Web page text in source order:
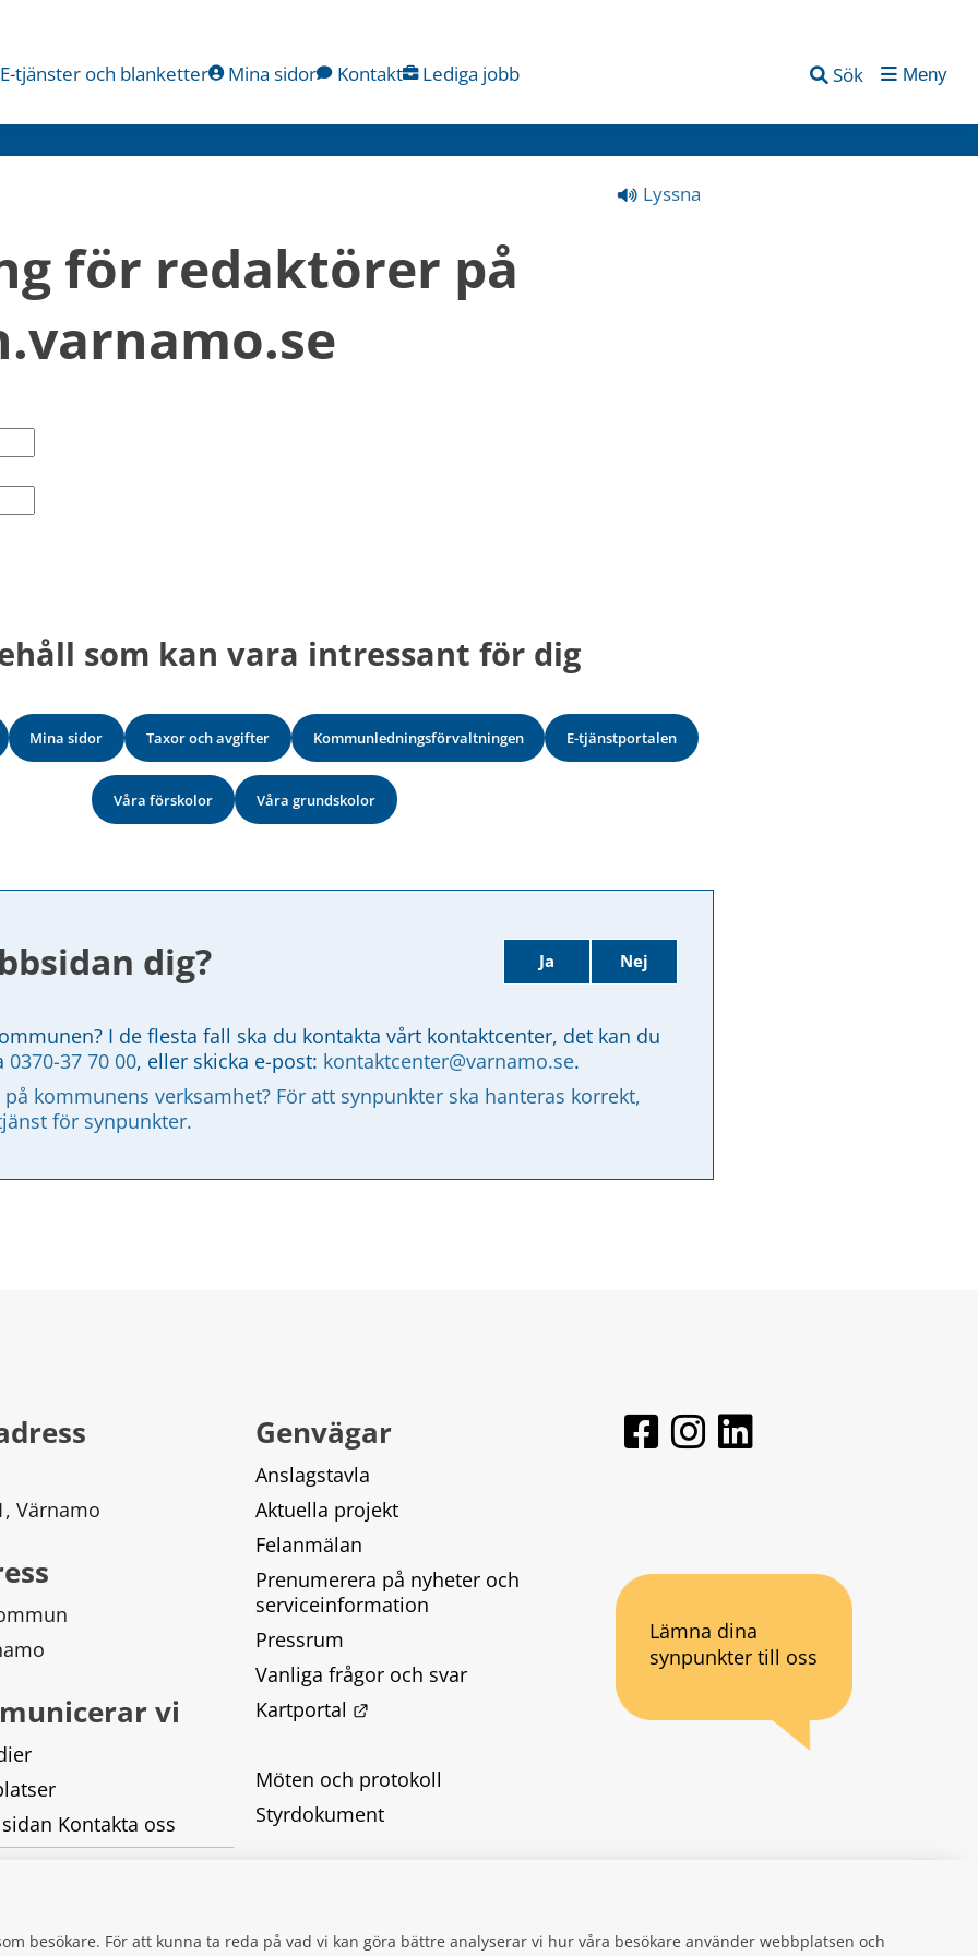
besökare. För att kunna ta reda på vad vi kan göra bättre analyserar vi hur våra besökare använder webbplatsen och
E-tjänster och blanketter Mina sidor Kontakt Lediga jobb Sök Meny
Lyssna
för redaktörer på
som kan vara intressant för dig
Mina sidor Taxor och avgifter Kommunledningsförvaltningen E-tjänstportalen
Våra förskolor Våra grundskolor
dig? Ja Nej
I de flesta fall ska du kontakta vårt kontaktcenter, det kan du
0370-37 70 00, eller skicka e-post: kontaktcenter@varnamo.se.
kommunens verksamhet? För att synpunkter ska hanteras korrekt,
för synpunkter.
Värnamo
vi
Kontakta oss
Genvägar
Anslagstavla
Aktuella projekt
Felanmälan
Prenumerera på nyheter och
serviceinformation
Pressrum
Vanliga frågor och svar
Kartportal
Möten och protokoll
Styrdokument
Lämna dina
synpunkter till oss